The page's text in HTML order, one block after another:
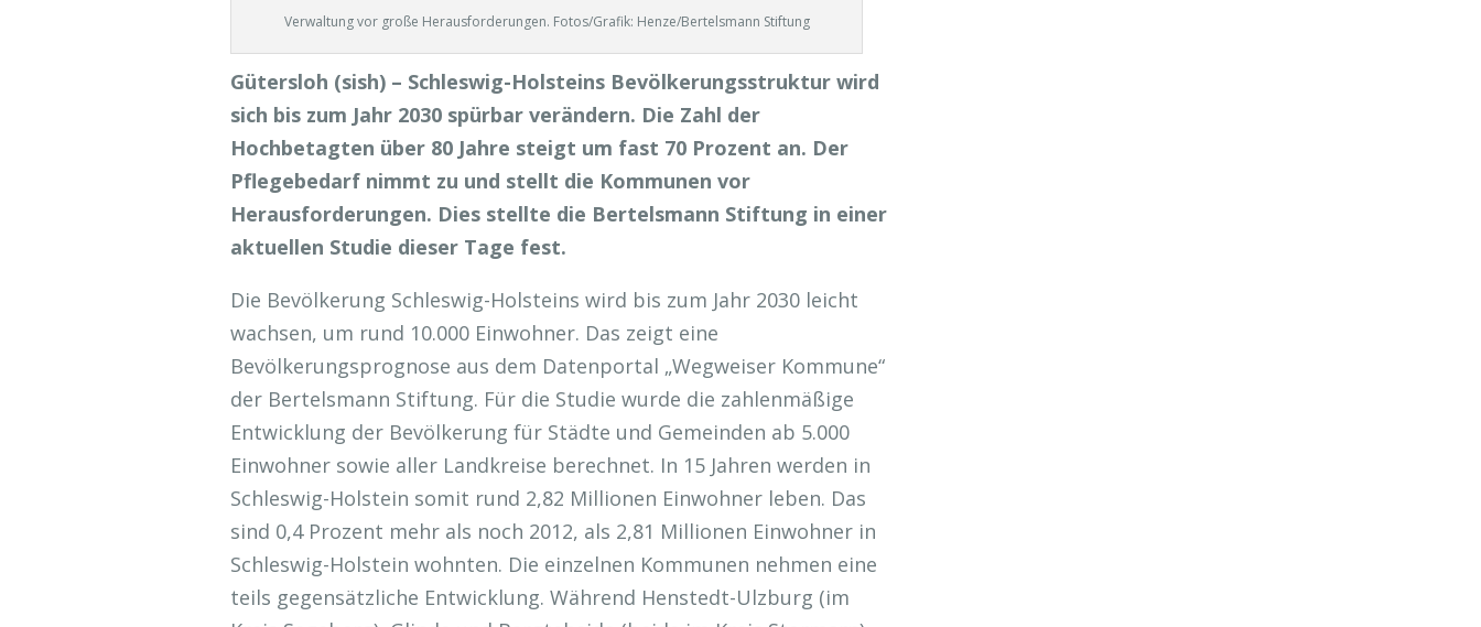
Verwaltung vor große Herausforderungen. Fotos/Grafik: Henze/Bertelsmann Stiftung
Gütersloh (sish) – Schleswig-Holsteins Bevölkerungsstruktur wird
sich bis zum Jahr 2030 spürbar verändern. Die Zahl der
Hochbetagten über 80 Jahre steigt um fast 70 Prozent an. Der
Pflegebedarf nimmt zu und stellt die Kommunen vor
Herausforderungen. Dies stellte die Bertelsmann Stiftung in einer
aktuellen Studie dieser Tage fest.
Die Bevölkerung Schleswig-Holsteins wird bis zum Jahr 2030 leicht
wachsen, um rund 10.000 Einwohner. Das zeigt eine
Bevölkerungsprognose aus dem Datenportal „Wegweiser Kommune“
der Bertelsmann Stiftung. Für die Studie wurde die zahlenmäßige
Entwicklung der Bevölkerung für Städte und Gemeinden ab 5.000
Einwohner sowie aller Landkreise berechnet. In 15 Jahren werden in
Schleswig-Holstein somit rund 2,82 Millionen Einwohner leben. Das
sind 0,4 Prozent mehr als noch 2012, als 2,81 Millionen Einwohner in
Schleswig-Holstein wohnten. Die einzelnen Kommunen nehmen eine
teils gegensätzliche Entwicklung. Während Henstedt-Ulzburg (im